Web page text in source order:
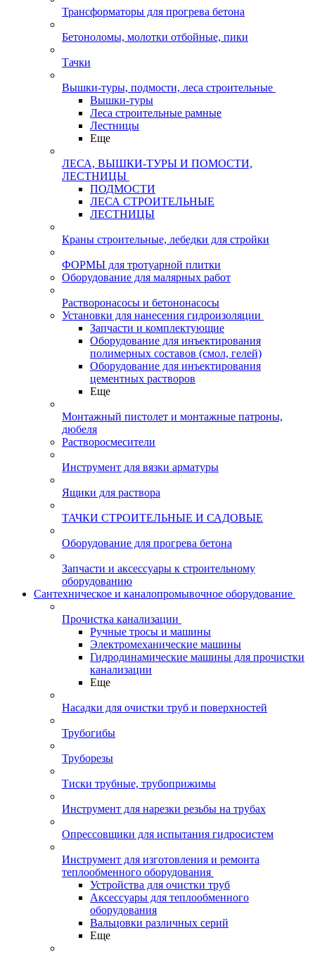
Трансформаторы для прогрева бетона
Бетоноломы, молотки отбойные, пики
Тачки
Вышки-туры, подмости, леса строительные
Вышки-туры
Леса строительные рамные
Лестницы
Еще
ЛЕСА, ВЫШКИ-ТУРЫ И ПОМОСТИ,
ЛЕСТНИЦЫ
ПОДМОСТИ
ЛЕСА СТРОИТЕЛЬНЫЕ
ЛЕСТНИЦЫ
Краны строительные, лебедки для стройки
ФОРМЫ для тротуарной плитки
Оборудование для малярных работ
Растворонасосы и бетононасосы
Установки для нанесения гидроизоляции
Запчасти и комплектующие
Оборудование для инъектирования
полимерных составов (смол, гелей)
Оборудование для инъектирования
цементных растворов
Еще
Монтажный пистолет и монтажные патроны,
дюбеля
Растворосмесители
Инструмент для вязки арматуры
Ящики для раствора
ТАЧКИ СТРОИТЕЛЬНЫЕ И САДОВЫЕ
Оборудование для прогрева бетона
Запчасти и аксессуары к строительному
оборудованию
Сантехническое и каналопромывочное оборудование
Прочистка канализации
Ручные тросы и машины
Электромеханические машины
Гидродинамические машины для прочистки
канализации
Еще
Насадки для очистки труб и поверхностей
Трубогибы
Труборезы
Тиски трубные, трубоприжимы
Инструмент для нарезки резьбы на трубах
Опрессовщики для испытания гидросистем
Инструмент для изготовления и ремонта
теплообменного оборудования
Устройства для очистки труб
Аксессуары для теплообменного
оборудования
Вальцовки различных серий
Еще